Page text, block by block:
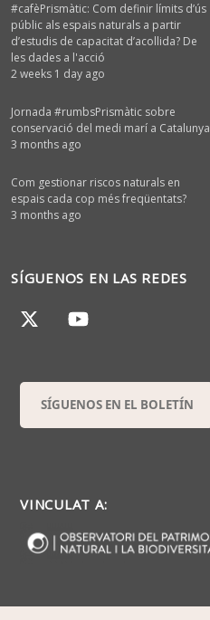
#cafèPrismàtic: Com definir límits d’ús
públic als espais naturals a partir
d’estudis de capacitat d’acollida? De
les dades a l'acció
2 weeks 1 day ago
Jornada #rumbsPrismàtic sobre
conservació del medi marí a Catalunya
3 months ago
Com gestionar riscos naturals en
espais cada cop més freqüentats?
3 months ago
SÍGUENOS EN LAS REDES
SÍGUENOS EN EL BOLETÍN
VINCULAT A: